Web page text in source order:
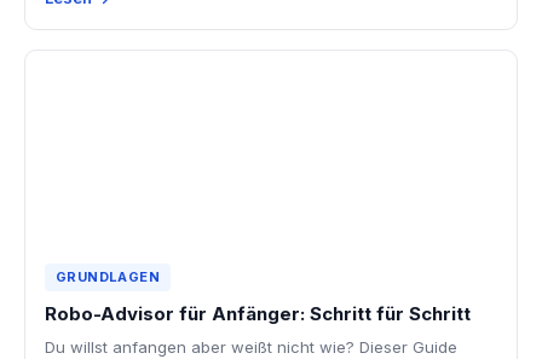
GRUNDLAGEN
Robo-Advisor für Anfänger: Schritt für Schritt
Du willst anfangen aber weißt nicht wie? Dieser Guide